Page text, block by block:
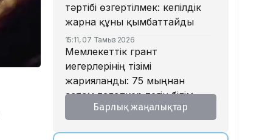
тәртібі өзгертілмек: кепілдік
жарна құны қымбаттайды
15:11, 07 Тамыз 2026
Мемлекеттік грант
иегерлерінің тізімі
жарияланды: 75 мыңнан
астам талапкер тегін білім
аладыБарлық жаңалықтар